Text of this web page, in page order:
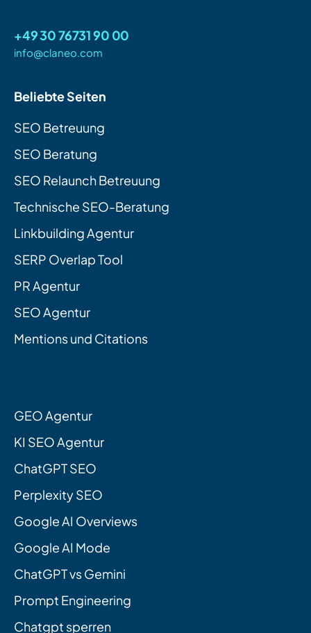
+49 30 76731 90 00
info@claneo.com
Beliebte Seiten
SEO Betreuung
SEO Beratung
SEO Relaunch Betreuung
Technische SEO-Beratung
Linkbuilding Agentur
SERP Overlap Tool
PR Agentur
SEO Agentur
Mentions und Citations
GEO Agentur
KI SEO Agentur
ChatGPT SEO
Perplexity SEO
Google AI Overviews
Google AI Mode
ChatGPT vs Gemini
Prompt Engineering
Chatgpt sperren